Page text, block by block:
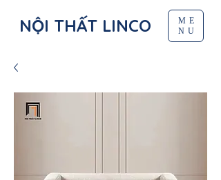
NỘI THẤT LINCO
ME
NU